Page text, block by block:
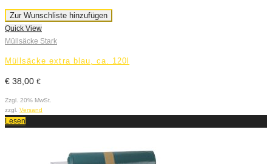
Zur Wunschliste hinzufügen
Quick View
Müllsäcke Stark
Müllsäcke extra blau, ca. 120l
€ 38,00 €
Zzgl. 20% MwSt.
zzgl. Versand
Lesen